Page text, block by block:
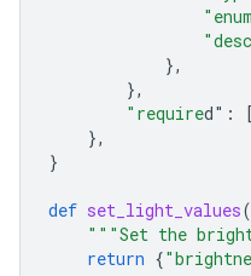
},
},
"required" : [
},
}
def set_light_values(
"""Set the
return {